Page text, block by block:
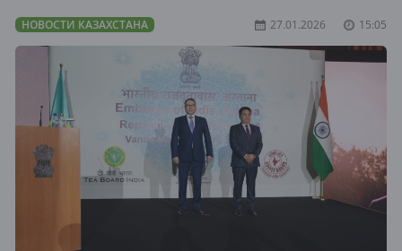
НОВОСТИ КАЗАХСТАНА 27.01.2026 15:05